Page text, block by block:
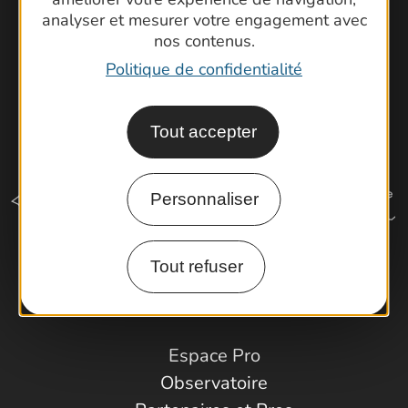
analyser et mesurer votre engagement avec
nos contenus.
Politique de confidentialité
Tout accepter
Personnaliser
Tout refuser
Comment venir ?
Espace Pro
Observatoire